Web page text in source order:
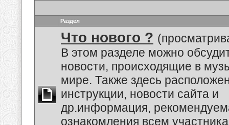
Раздел
Что нового ?
В этом разделе можно
новости, происходящие в
мире. Также здесь
инструкции, новости сайта и
др.информация,
ознакомления всем